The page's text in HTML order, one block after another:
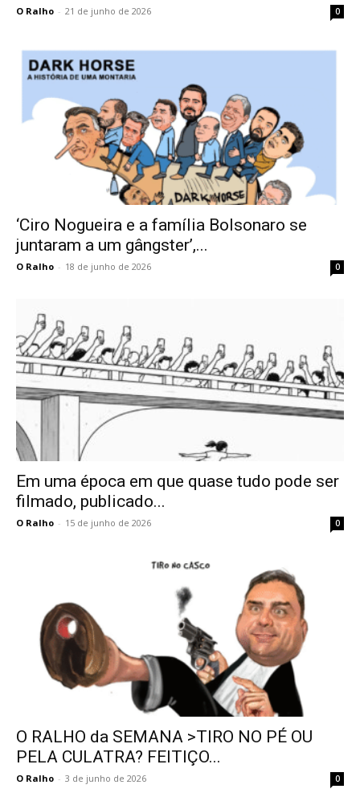
O Ralho - 21 de junho de 2026 0
‘Ciro Nogueira e a família Bolsonaro se
juntaram a um gângster’,...
O Ralho - 18 de junho de 2026 0
Em uma época em que quase tudo pode ser
filmado, publicado...
O Ralho - 15 de junho de 2026 0
O RALHO da SEMANA >TIRO NO PÉ OU
PELA CULATRA? FEITIÇO...
O Ralho - 3 de junho de 2026 0